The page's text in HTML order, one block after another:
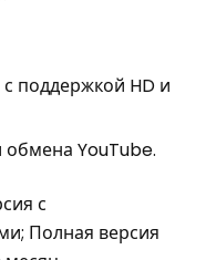
поддержкой HD и
YouTube.
с
Полная версия